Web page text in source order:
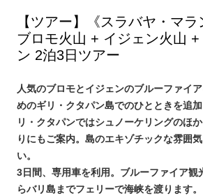
【ツアー】《スラバヤ・マラ
ブロモ火山 + イジェン火山
ン 2泊3日ツアー
人気のブロモとイジェンのブルーファイ
めのギリ・クタパン島でのひとときを追
リ・クタパンではシュノーケリングのほ
りにもご案内。島のエキゾチックな雰囲
い。
3日間、専用車を利用。ブルーファイア観
らバリ島までフェリーで海峡を渡ります。